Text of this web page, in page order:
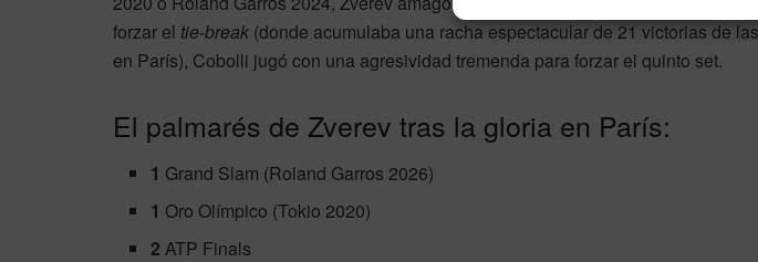
forzar el tie-break (donde acumulaba una racha espectacular de 21 victorias de
en París), Cobolli jugó con una agresividad tremenda para forzar el quinto set.
El palmarés de Zverev tras la gloria en París:
1 Grand Slam (Roland Garros 2026)
1 Oro Olímpico (Tokio 2020)
2 ATP Finals